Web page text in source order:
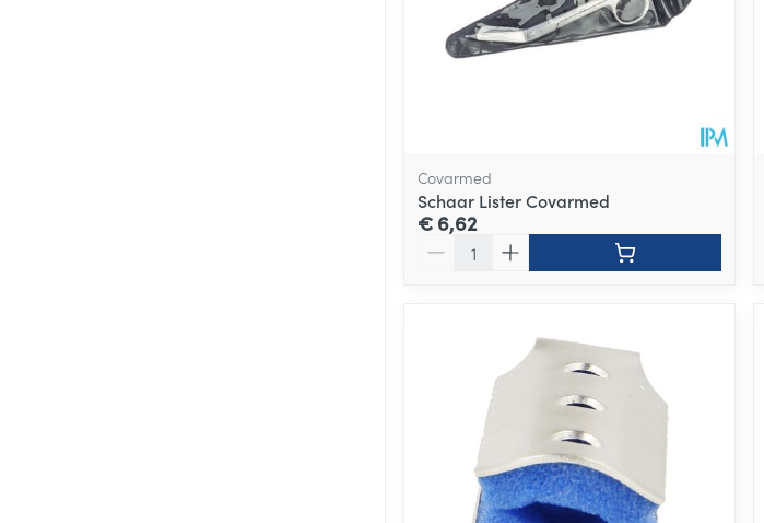
Covarmed
Schaar Lister Covarmed
€ 6,62